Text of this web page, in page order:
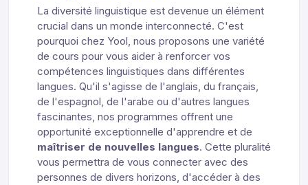
La diversité linguistique est devenue un élément
crucial dans un monde interconnecté. C'est
pourquoi chez Yool, nous proposons une variété
de cours pour vous aider à renforcer vos
compétences linguistiques dans différentes
langues. Qu'il s'agisse de l'anglais, du français,
de l'espagnol, de l'arabe ou d'autres langues
fascinantes, nos programmes offrent une
opportunité exceptionnelle d'apprendre et de
maîtriser de nouvelles langues. Cette pluralité
vous permettra de vous connecter avec des
personnes de divers horizons, d'accéder à des